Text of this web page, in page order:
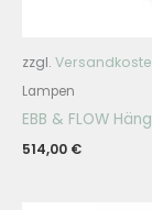
zzgl.
Lampen
EBB & FLOW
514,00 €